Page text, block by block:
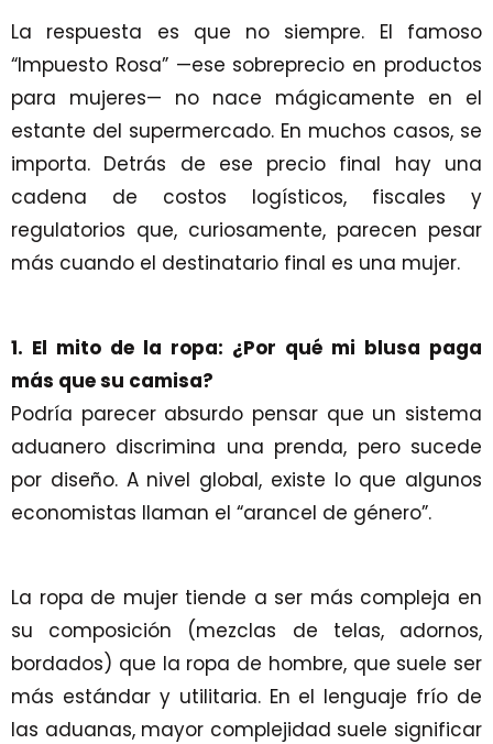
La respuesta es que no siempre. El famoso
“Impuesto Rosa” —ese sobreprecio en productos
para mujeres— no nace mágicamente en el
estante del supermercado. En muchos casos, se
importa. Detrás de ese precio final hay una
cadena de costos logísticos, fiscales y
regulatorios que, curiosamente, parecen pesar
más cuando el destinatario final es una mujer.
1. El mito de la ropa: ¿Por qué mi blusa paga
más que su camisa?
Podría parecer absurdo pensar que un sistema
aduanero discrimina una prenda, pero sucede
por diseño. A nivel global, existe lo que algunos
economistas llaman el “arancel de género”.
La ropa de mujer tiende a ser más compleja en
su composición (mezclas de telas, adornos,
bordados) que la ropa de hombre, que suele ser
más estándar y utilitaria. En el lenguaje frío de
las aduanas, mayor complejidad suele significar